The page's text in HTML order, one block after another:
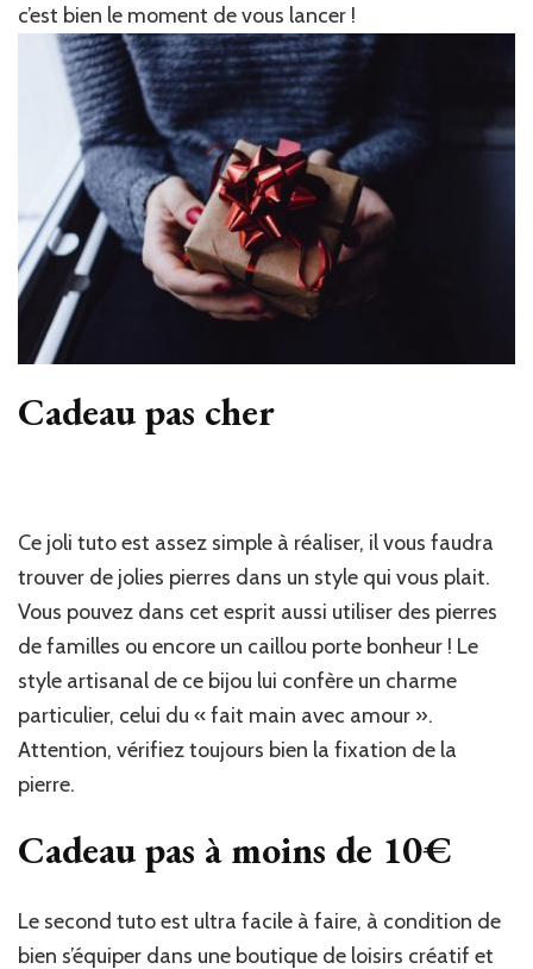
c’est bien le moment de vous lancer !
Cadeau pas cher
Ce joli tuto est assez simple à réaliser, il vous faudra
trouver de jolies pierres dans un style qui vous plait.
Vous pouvez dans cet esprit aussi utiliser des pierres
de familles ou encore un caillou porte bonheur ! Le
style artisanal de ce bijou lui confère un charme
particulier, celui du « fait main avec amour ».
Attention, vérifiez toujours bien la fixation de la
pierre.
Cadeau pas à moins de 10€
Le second tuto est ultra facile à faire, à condition de
bien s’équiper dans une boutique de loisirs créatif et